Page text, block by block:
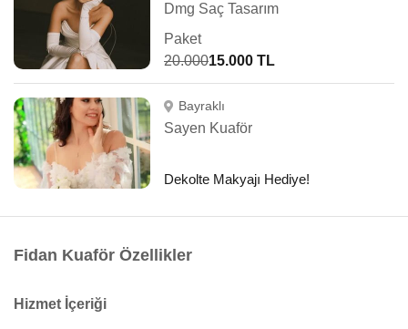
Dmg Saç Tasarım
Paket
20.00015.000 TL
Bayraklı
Sayen Kuaför
Dekolte Makyajı Hediye!
Fidan Kuaför Özellikler
Hizmet İçeriği